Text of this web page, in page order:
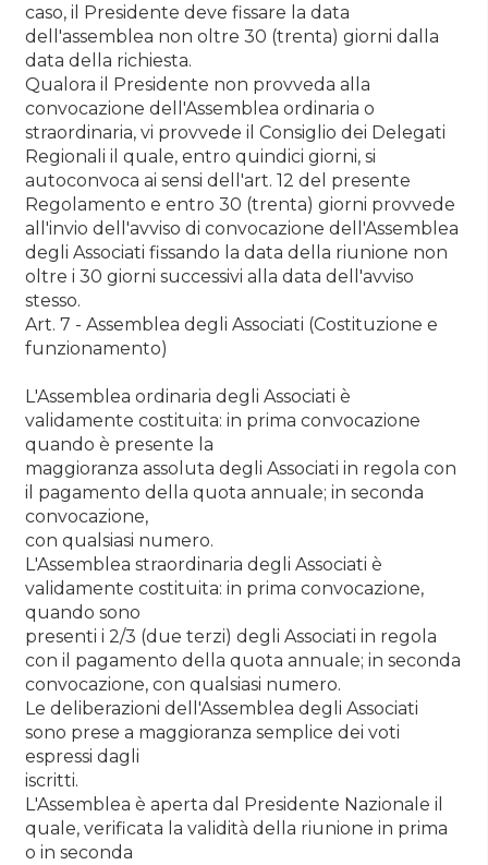
caso, il Presidente deve fissare la data
dell'assemblea non oltre 30 (trenta) giorni dalla
data della richiesta.
Qualora il Presidente non provveda alla
convocazione dell'Assemblea ordinaria o
straordinaria, vi provvede il Consiglio dei Delegati
Regionali il quale, entro quindici giorni, si
autoconvoca ai sensi dell'art. 12 del presente
Regolamento e entro 30 (trenta) giorni provvede
all'invio dell'avviso di convocazione dell'Assemblea
degli Associati fissando la data della riunione non
oltre i 30 giorni successivi alla data dell'avviso
stesso.
Art. 7 - Assemblea degli Associati (Costituzione e
funzionamento)
L'Assemblea ordinaria degli Associati è
validamente costituita: in prima convocazione
quando è presente la
maggioranza assoluta degli Associati in regola con
il pagamento della quota annuale; in seconda
convocazione,
con qualsiasi numero.
L'Assemblea straordinaria degli Associati è
validamente costituita: in prima convocazione,
quando sono
presenti i 2/3 (due terzi) degli Associati in regola
con il pagamento della quota annuale; in seconda
convocazione, con qualsiasi numero.
Le deliberazioni dell'Assemblea degli Associati
sono prese a maggioranza semplice dei voti
espressi dagli
iscritti.
L'Assemblea è aperta dal Presidente Nazionale il
quale, verificata la validità della riunione in prima
o in seconda